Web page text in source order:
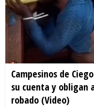
Campesinos de
su cuenta y obligan
robado (Video)